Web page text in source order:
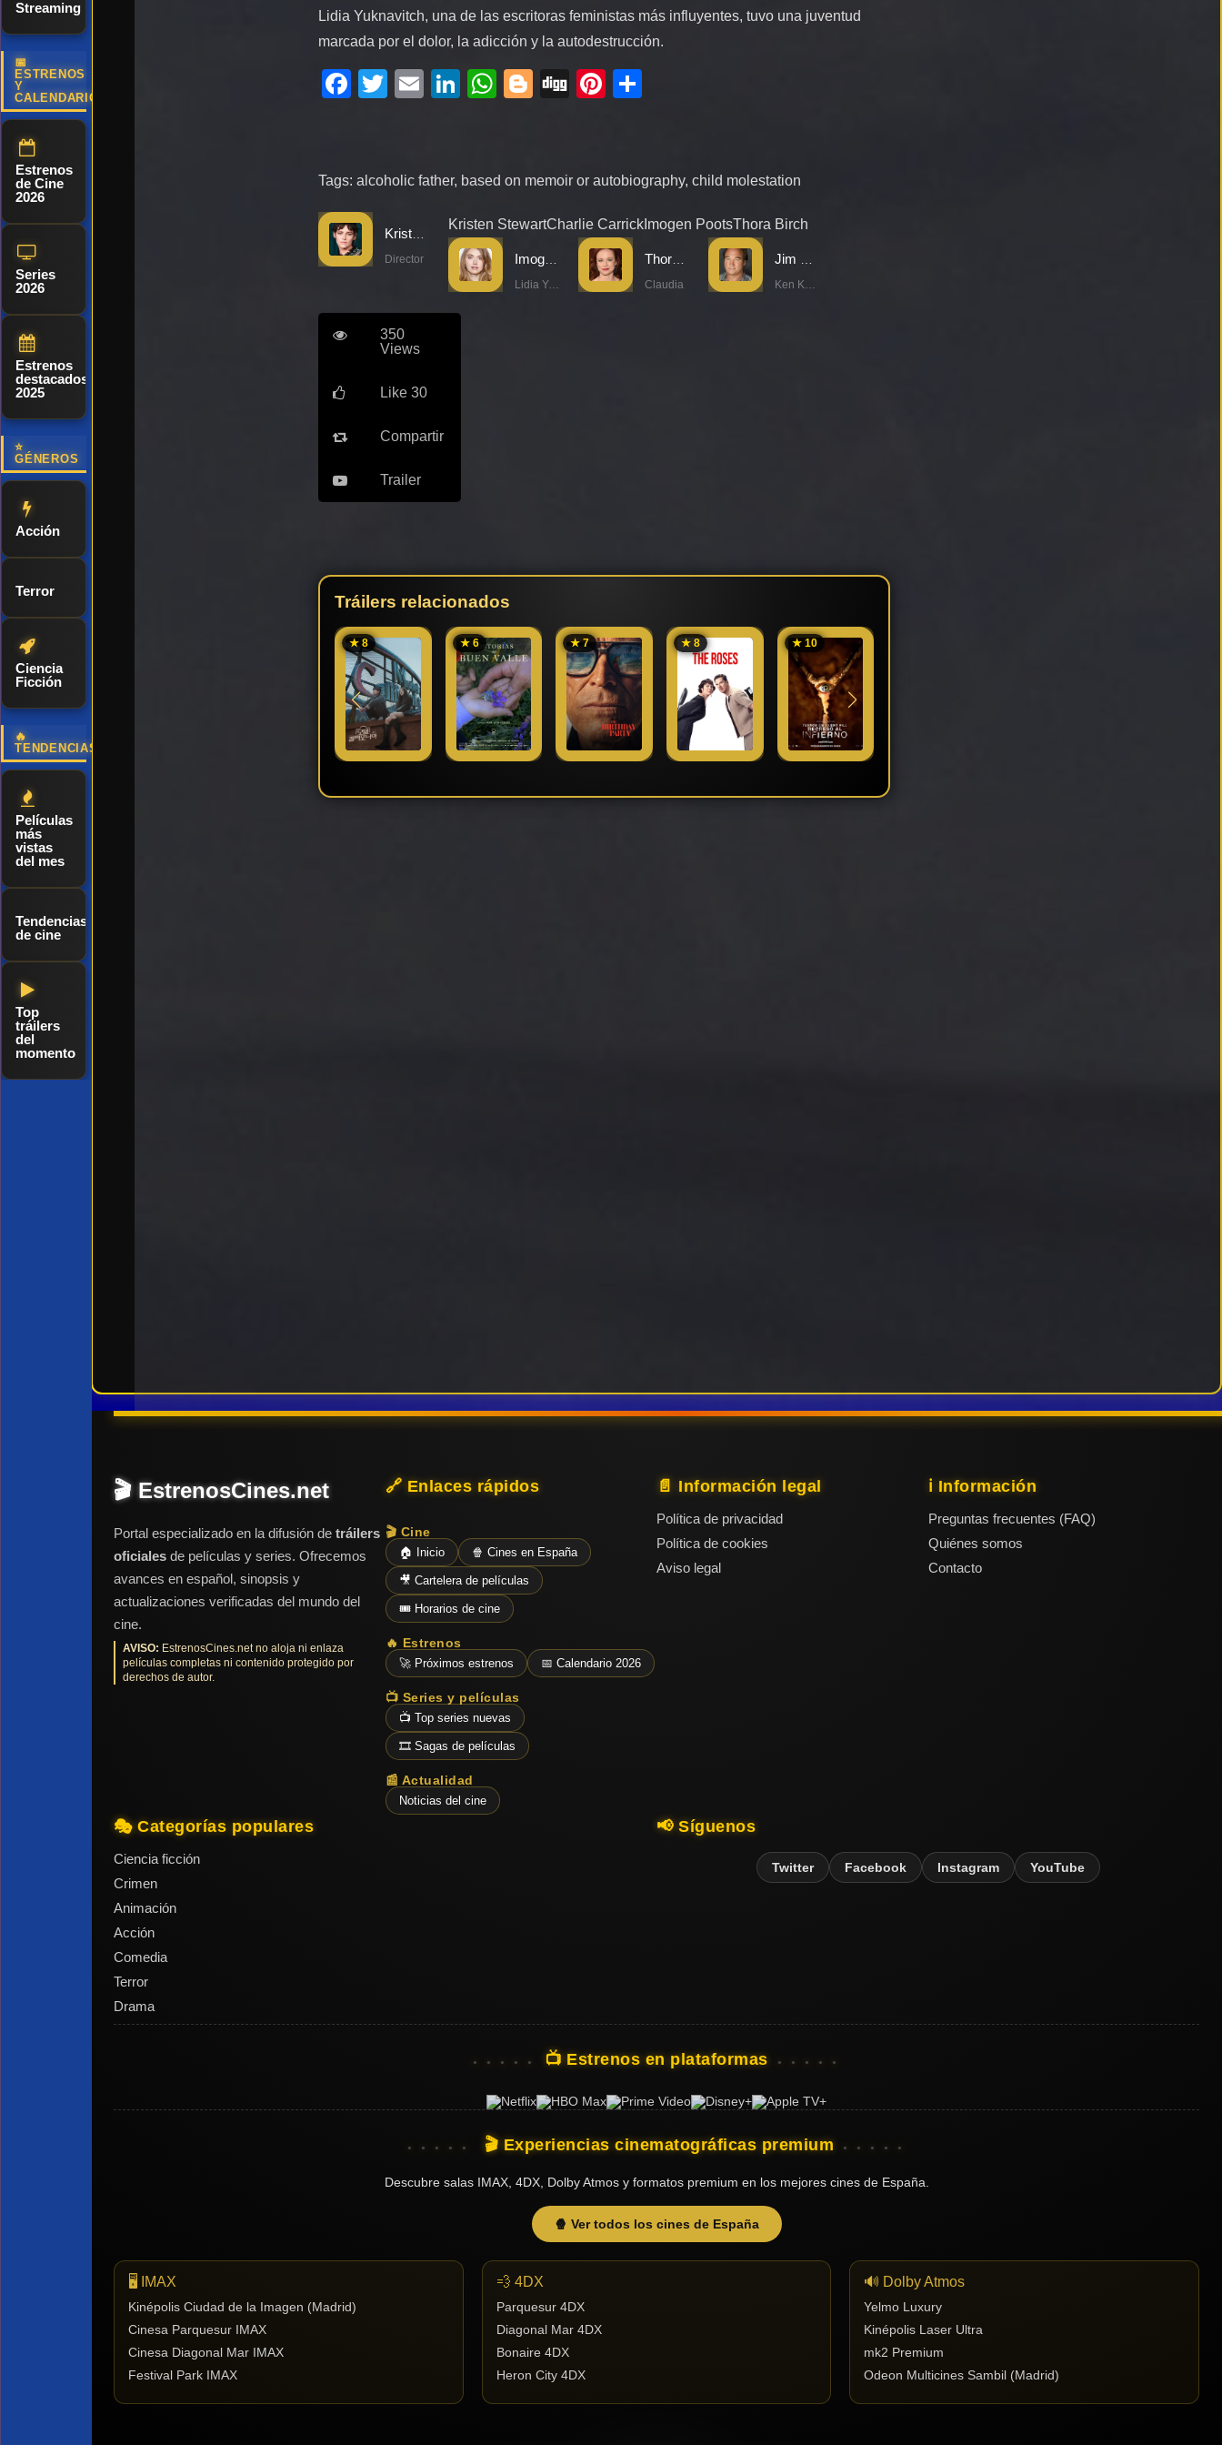
Streaming
📅
ESTRENOS
Y
CALENDARIO
Estrenos
de Cine
2026
Series
2026
Estrenos
destacados
2025
⭐
GÉNEROS
Acción
Terror
Ciencia
Ficción
🔥
TENDENCIAS
Películas
más
vistas
del mes
Tendencias
de cine
Top
tráilers
del
momento
Lidia Yuknavitch, una de las escritoras feministas más influyentes, tuvo una juventud
marcada por el dolor, la adicción y la autodestrucción.
Facebook
Twitter
EmailLinkedIn
WhatsApp
Blogger
DiggPinterest
Tags:alcoholic father, based on memoir or autobiography,child molestation
Director
Kristen StewartCharlie Carrick Imogen PootsThora Birch
Lidia Yuknavitch Claudia
350
Views
Like 30
Compartir
Trailer
Tráilers relacionados
★ 8 ★ 6 ★ 7 ★ 8 ★ 10
🎬 EstrenosCines.net
Portal especializado en la difusión de tráilers
oficiales de películas y series. Ofrecemos
avances en español, sinopsis y
actualizaciones verificadas del mundo del
cine.
AVISO: EstrenosCines.net no aloja ni enlaza
películas completas ni contenido protegido por
derechos de autor.
🔗 Enlaces rápidos
🎬 Cine
🏠 Inicio 🍿 Cines en España
🎥 Cartelera de películas
🎟️ Horarios de cine
🔥 Estrenos
🚀 Próximos estrenos 📅 Calendario 2026
📺 Series y películas
📺 Top series nuevas
🎞️ Sagas de películas
📰 Actualidad
Noticias del cine
📄 Información legal
Política de privacidad
Política de cookies
Aviso legal
ℹ️ Información
Preguntas frecuentes (FAQ)
Quiénes somos
Contacto
🎭 Categorías populares
Ciencia ficción
Crimen
Animación
Acción
Comedia
Terror
Drama
📢 Síguenos
Twitter Facebook Instagram YouTube
📺 Estrenos en plataformas
🎬 Experiencias cinematográficas premium
Descubre salas IMAX, 4DX, Dolby Atmos y formatos premium en los mejores cines de España.
🍿 Ver todos los cines de España
🖥️ IMAX
Kinépolis Ciudad de la Imagen (Madrid)
Cinesa Parquesur IMAX
Cinesa Diagonal Mar IMAX
Festival Park IMAX
💨 4DX
Parquesur 4DX
Diagonal Mar 4DX
Bonaire 4DX
Heron City 4DX
🔊 Dolby Atmos
Yelmo Luxury
Kinépolis Laser Ultra
mk2 Premium
Odeon Multicines Sambil (Madrid)